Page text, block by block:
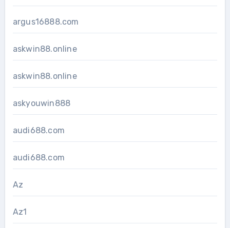
argus16888.com
askwin88.online
askwin88.online
askyouwin888
audi688.com
audi688.com
Az
Az1